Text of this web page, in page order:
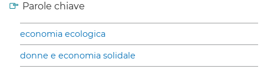
Parole chiave
economia ecologica
donne e economia solidale